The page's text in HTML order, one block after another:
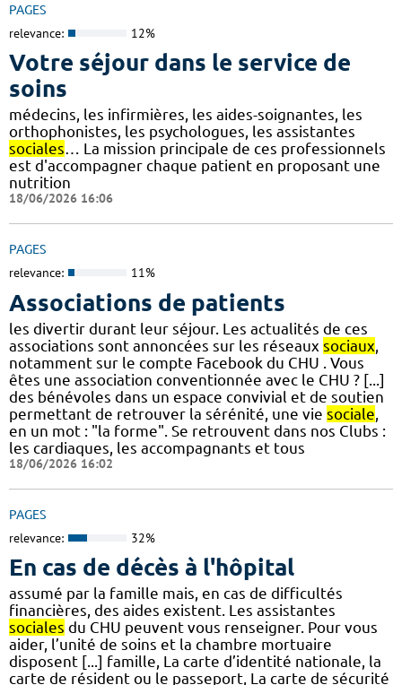
PAGES
relevance: 12%
Votre séjour dans le service de
soins
médecins, les infirmières, les aides-soignantes, les
orthophonistes, les psychologues, les assistantes
sociales… La mission principale de ces professionnels
est d'accompagner chaque patient en proposant une
nutrition
18/06/2026 16:06
PAGES
relevance: 11%
Associations de patients
les divertir durant leur séjour. Les actualités de ces
associations sont annoncées sur les réseaux sociaux
notamment sur le compte Facebook du CHU . Vous
êtes une association conventionnée avec le CHU ? [...]
des bénévoles dans un espace convivial et de soutien
permettant de retrouver la sérénité, une vie sociale
en un mot : "la forme". Se retrouvent dans nos Clubs :
les cardiaques, les accompagnants et tous
18/06/2026 16:02
PAGES
relevance: 32%
En cas de décès à l'hôpital
assumé par la famille mais, en cas de difficultés
financières, des aides existent. Les assistantes
sociales du CHU peuvent vous renseigner. Pour vous
aider, l’unité de soins et la chambre mortuaire
disposent [...] famille, La carte d’identité nationale, la
carte de résident ou le passeport, La carte de sécurité